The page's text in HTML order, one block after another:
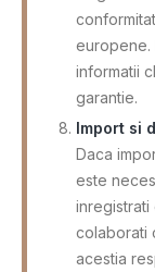
europene.
informatii
garantie.
Import si
Daca
este
inregistrati
colaborati
acestia